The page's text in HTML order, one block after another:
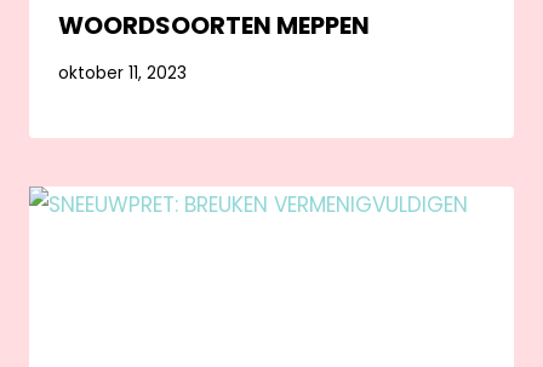
WOORDSOORTEN MEPPEN
oktober 11, 2023